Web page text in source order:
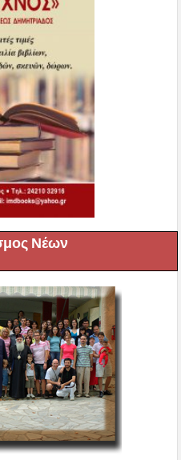
Νέων